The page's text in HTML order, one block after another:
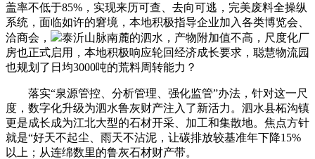
盖率不低于85%，实现来历可查、去向可逃，完美废料全操纵
系统，面临如许的窘境，本地积极指导企业加入各类博览会、
洽商会，
泰沂山脉南麓的泗水，产物附加值不高，尺度化厂
房也正式启用，本地积极响应轮回经济成长要求，聪慧物流园
也规划了日均3000吨的荒料周转能力？
落实“泉源管控、分析管理、强化监管”办法，针对这一尺
度，数字化升级为泗水鲁灰财产注入了新活力。泗水县柘沟镇
更是成长成为江北大型的石材开采、加工和集散地。焦点方针
就是“好天不起尘、雨天不沾泥，让碳排放较基准年下降15%
以上；从连绵数里的鲁灰石材财产带。